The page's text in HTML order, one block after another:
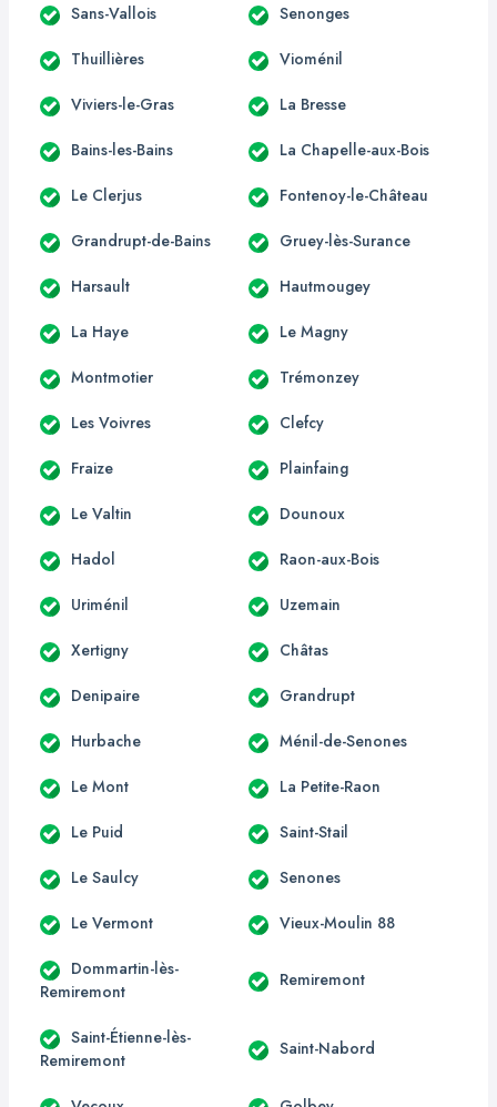
Sans-Vallois Senonges
Thuillières Vioménil
Viviers-le-Gras La Bresse
Bains-les-Bains La Chapelle-aux-Bois
Le Clerjus Fontenoy-le-Château
Grandrupt-de-Bains Gruey-lès-Surance
Harsault Hautmougey
La Haye Le Magny
Montmotier Trémonzey
Les Voivres Clefcy
Fraize Plainfaing
Le Valtin Dounoux
Hadol Raon-aux-Bois
Uriménil Uzemain
Xertigny Châtas
Denipaire Grandrupt
Hurbache Ménil-de-Senones
Le Mont La Petite-Raon
Le Puid Saint-Stail
Le Saulcy Senones
Le Vermont Vieux-Moulin 88
Dommartin-lès-
Remiremont
Remiremont
Saint-Étienne-lès-
Remiremont
Saint-Nabord